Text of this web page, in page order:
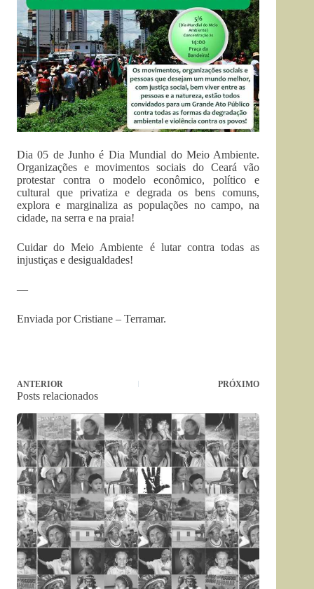
Dia 05 de Junho é Dia Mundial do Meio Ambiente.
Organizações e movimentos sociais do Ceará vão
protestar contra o modelo econômico, político e
cultural que privatiza e degrada os bens comuns,
explora e marginaliza as populações no campo, na
cidade, na serra e na praia!
Cuidar do Meio Ambiente é lutar contra todas as
injustiças e desigualdades!
—
Enviada por Cristiane – Terramar.
ANTERIOR PRÓXIMO
Posts relacionados